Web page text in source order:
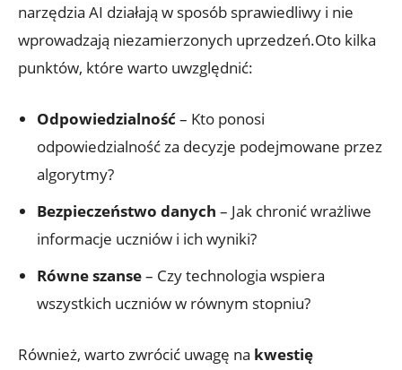
narzędzia AI działają w sposób sprawiedliwy i nie
wprowadzają niezamierzonych uprzedzeń.Oto kilka
punktów, które warto uwzględnić:
Odpowiedzialność– Kto ponosi
odpowiedzialność za decyzje podejmowane przez
algorytmy?
Bezpieczeństwo danych – Jak chronić wrażliwe
informacje uczniów i ich wyniki?
Równe szanse– Czy technologia wspiera
wszystkich uczniów w równym stopniu?
Również, warto zwrócić uwagę na kwestię